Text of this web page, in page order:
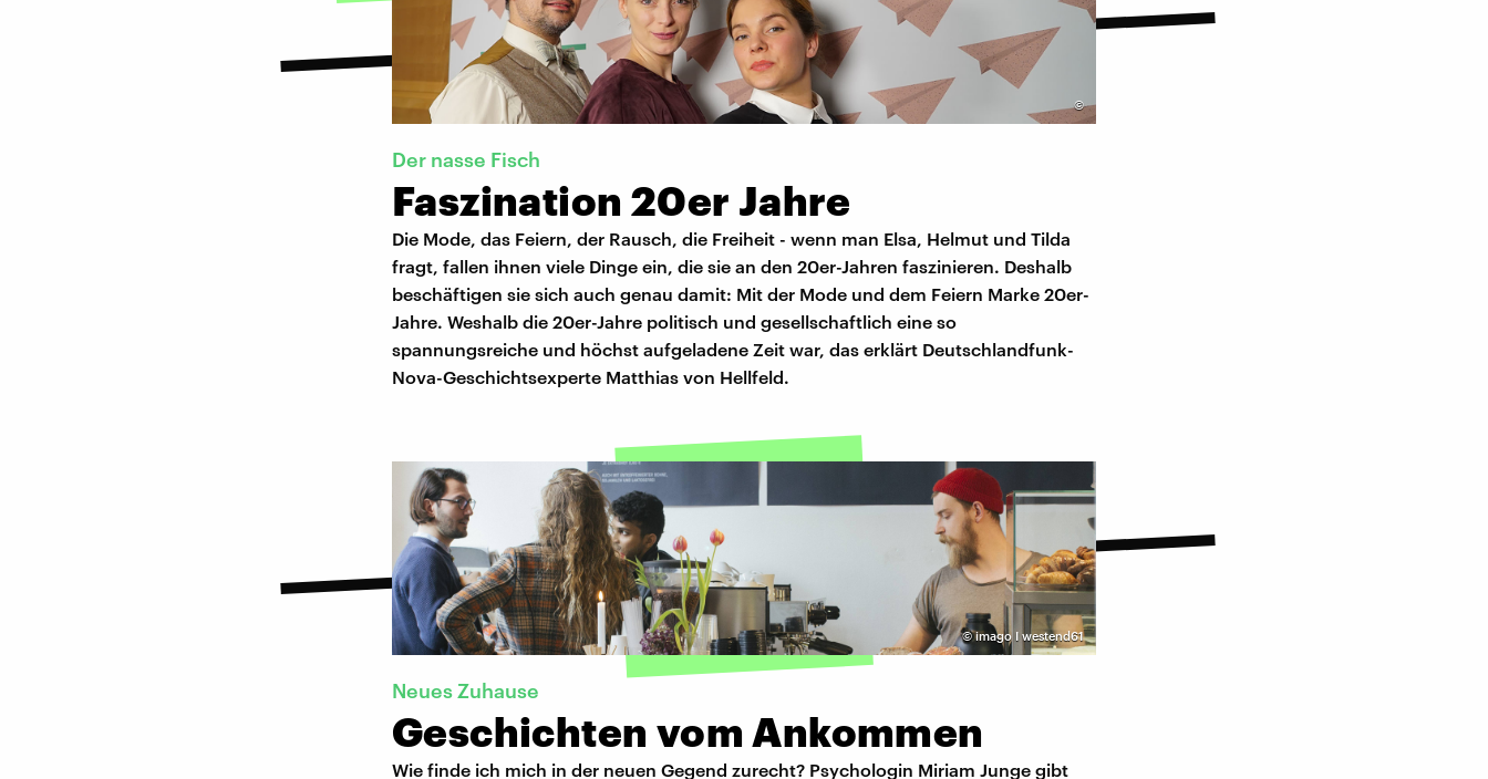
©
Der nasse Fisch
Faszination 20er Jahre
Die Mode, das Feiern, der Rausch, die Freiheit - wenn man Elsa, Helmut und Tilda
fragt, fallen ihnen viele Dinge ein, die sie an den 20er-Jahren faszinieren. Deshalb
beschäftigen sie sich auch genau damit: Mit der Mode und dem Feiern Marke 20er-
Jahre. Weshalb die 20er-Jahre politisch und gesellschaftlich eine so
spannungsreiche und höchst aufgeladene Zeit war, das erklärt Deutschlandfunk-
Nova-Geschichtsexperte Matthias von Hellfeld.
©imago I westend61
Neues Zuhause
Geschichten vom Ankommen
Wie finde ich mich in der neuen Gegend zurecht? Psychologin Miriam Junge gibt